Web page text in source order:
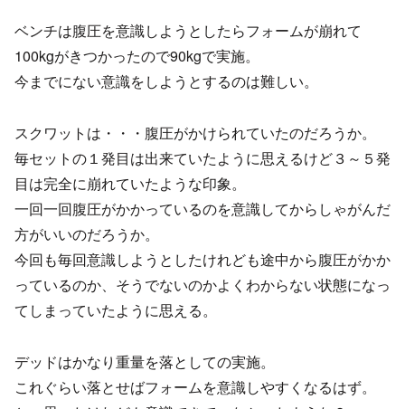
ベンチは腹圧を意識しようとしたらフォームが崩れて
100kgがきつかったので90kgで実施。
今までにない意識をしようとするのは難しい。
スクワットは・・・腹圧がかけられていたのだろうか。
毎セットの１発目は出来ていたように思えるけど３～５発
目は完全に崩れていたような印象。
一回一回腹圧がかかっているのを意識してからしゃがんだ
方がいいのだろうか。
今回も毎回意識しようとしたけれども途中から腹圧がかか
っているのか、そうでないのかよくわからない状態になっ
てしまっていたように思える。
デッドはかなり重量を落としての実施。
これぐらい落とせばフォームを意識しやすくなるはず。